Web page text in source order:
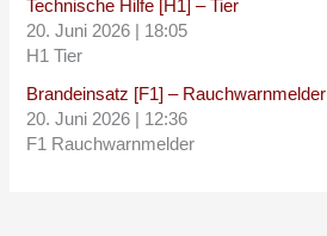
Technische Hilfe [H1] – Tier
20. Juni 2026
18:05
H1 Tier
Brandeinsatz [F1] – Rauchwarnmelder
20. Juni 2026
12:36
F1 Rauchwarnmelder